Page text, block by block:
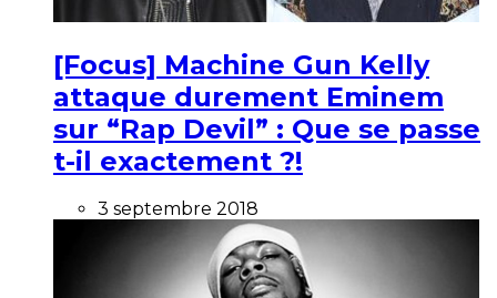
[Focus] Machine Gun Kelly
attaque durement Eminem
sur “Rap Devil” : Que se passe
t-il exactement ?!
3 septembre 2018